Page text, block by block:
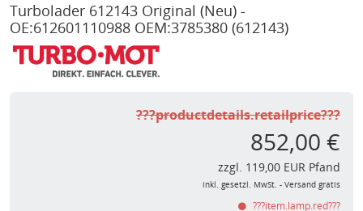
Turbolader 612143 Original (Neu) -
OE:612601110988 OEM:3785380 (612143)
???productdetails.retailprice???
852,00 €
zzgl. 119,00 EUR Pfand
inkl. gesetzl. MwSt. - Versand gratis
???item.lamp.red???